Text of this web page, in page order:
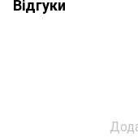
Відгуки